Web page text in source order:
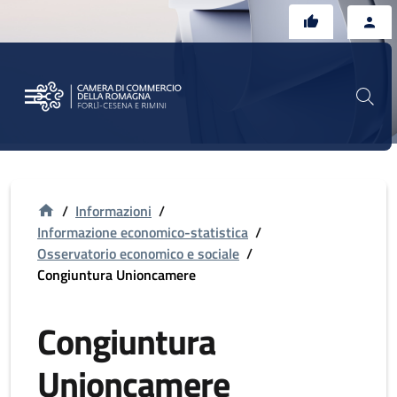
/ Informazioni /
Informazione economico-statistica /
Osservatorio economico e sociale /
Congiuntura Unioncamere
Congiuntura
Unioncamere